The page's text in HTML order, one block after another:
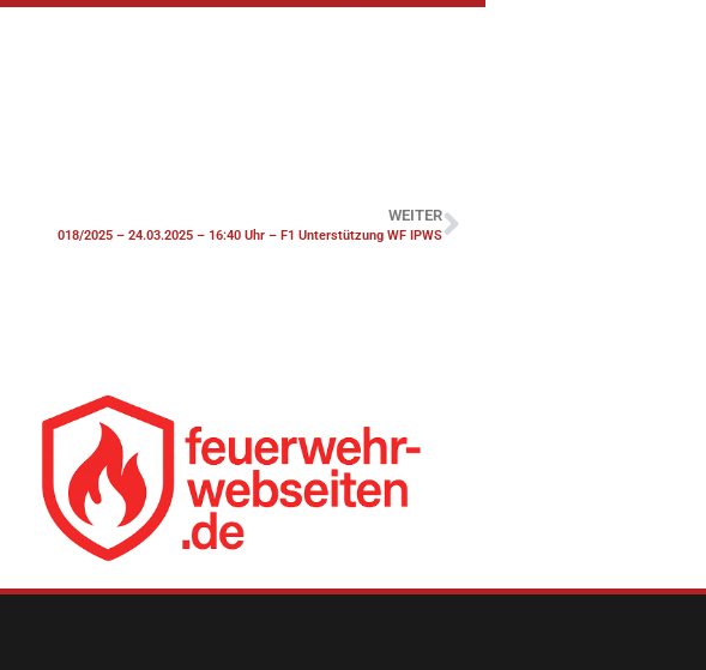
WEITER
018/2025 – 24.03.2025 – 16:40 Uhr – F1 Unterstützung WF IPWS